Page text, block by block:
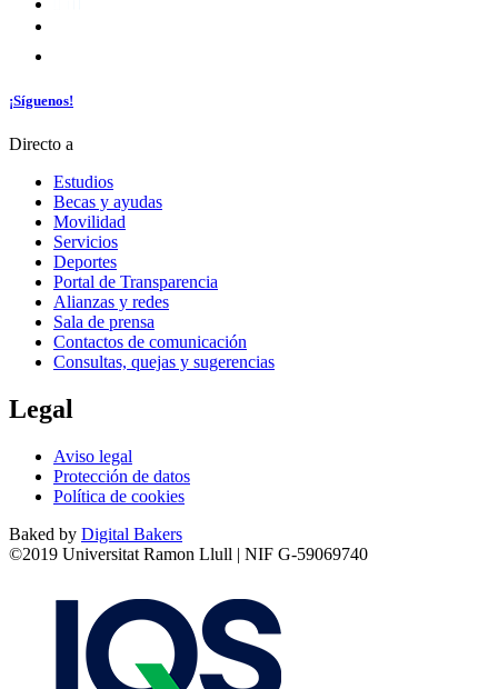
¡Síguenos!
Directo a
Estudios
Becas y ayudas
Movilidad
Servicios
Deportes
Portal de Transparencia
Alianzas y redes
Sala de prensa
Contactos de comunicación
Consultas, quejas y sugerencias
Legal
Aviso legal
Protección de datos
Política de cookies
Baked by Digital Bakers
©2019 Universitat Ramon Llull | NIF G-59069740